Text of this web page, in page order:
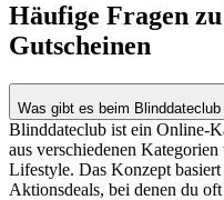
Häufige Fragen
Gutscheinen
Was gibt es beim
Blinddateclub ist ein Online-
aus verschiedenen
Lifestyle. Das Konzept
Aktionsdeals, bei denen du